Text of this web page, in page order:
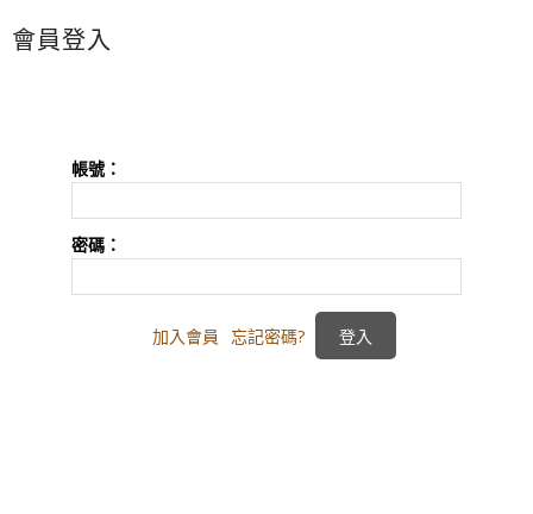
會員登入
帳號：
密碼：
加入會員 忘記密碼?